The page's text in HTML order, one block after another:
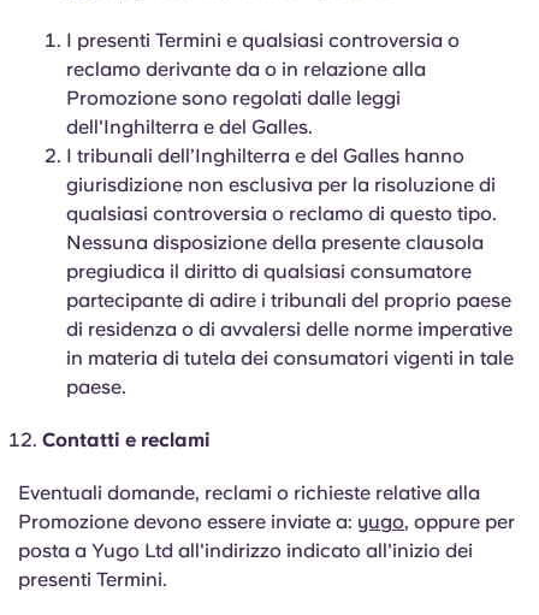
I presenti Termini e qualsiasi controversia o
reclamo derivante da o in relazione alla
Promozione sono regolati dalle leggi
dell'Inghilterra e del Galles.
I tribunali dell’Inghilterra e del Galles hanno
giurisdizione non esclusiva per la risoluzione di
qualsiasi controversia o reclamo di questo tipo.
Nessuna disposizione della presente clausola
pregiudica il diritto di qualsiasi consumatore
partecipante di adire i tribunali del proprio paese
di residenza o di avvalersi delle norme imperative
in materia di tutela dei consumatori vigenti in tale
paese.
Contatti e reclami
Eventuali domande, reclami o richieste relative alla
Promozione devono essere inviate a: yugo, oppure per
posta a Yugo Ltd all'indirizzo indicato all'inizio dei
presenti Termini.